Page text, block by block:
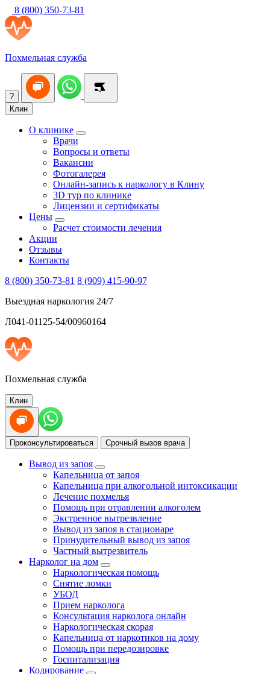
8 (800) 350-73-81
Похмельная служба
?
Клин
О клинике
Врачи
Вопросы и ответы
Вакансии
Фотогалерея
Онлайн-запись к наркологу в Клину
3D тур по клинике
Лицензии и сертификаты
Цены
Расчет стоимости лечения
Акции
Отзывы
Контакты
8 (800) 350-73-81 8 (909) 415-90-97
Выездная наркология 24/7
Л041-01125-54/00960164
Похмельная служба
Клин
Проконсультироваться Срочный вызов врача
Вывод из запоя
Капельница от запоя
Капельница при алкогольной интоксикации
Лечение похмелья
Помощь при отравлении алкоголем
Экстренное вытрезвление
Вывод из запоя в стационаре
Принудительный вывод из запоя
Частный вытрезвитель
Нарколог на дом
Наркологическая помощь
Снятие ломки
УБОД
Прием нарколога
Консультация нарколога онлайн
Наркологическая скорая
Капельница от наркотиков на дому
Помощь при передозировке
Госпитализация
Кодирование